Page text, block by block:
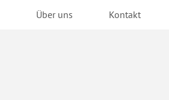
Über uns Kontakt